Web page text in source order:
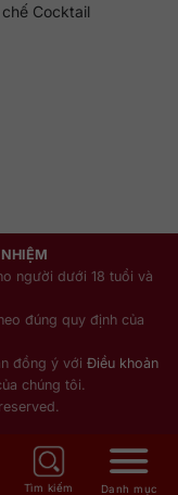
chế Cocktail
người dưới 18 tuổi và
đúng quy định của
đồng ý với Điều khoản
chúng tôi.
Tìm kiếm Danh mục